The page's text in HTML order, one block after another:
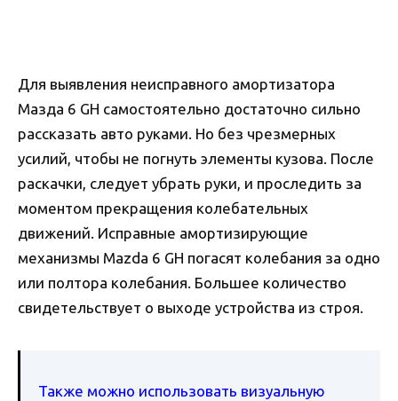
Для выявления неисправного амортизатора
Мазда 6 GH самостоятельно достаточно сильно
рассказать авто руками. Но без чрезмерных
усилий, чтобы не погнуть элементы кузова. После
раскачки, следует убрать руки, и проследить за
моментом прекращения колебательных
движений. Исправные амортизирующие
механизмы Mazda 6 GH погасят колебания за одно
или полтора колебания. Большее количество
свидетельствует о выходе устройства из строя.
Также можно использовать визуальную